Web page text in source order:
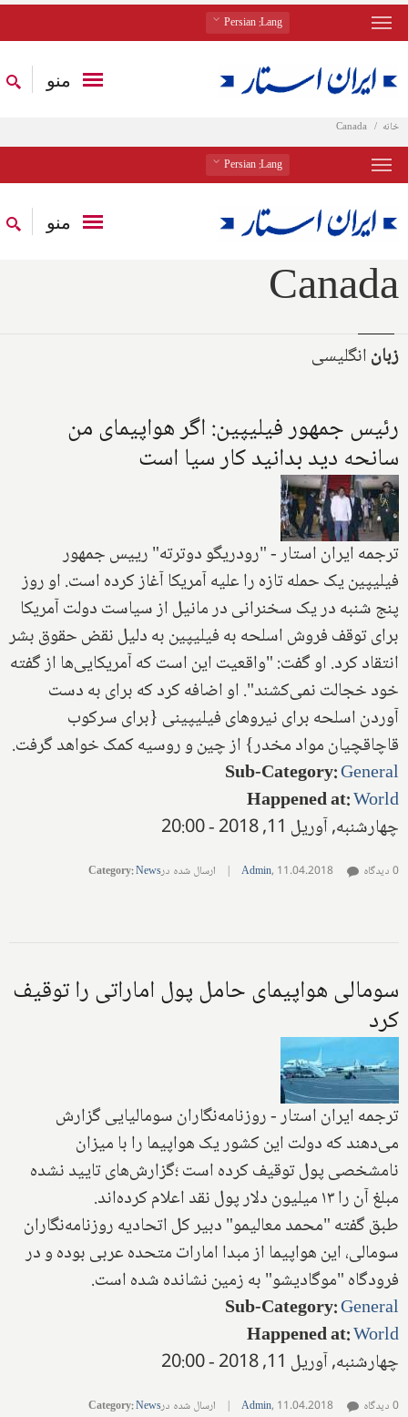
Lang
: Persian
منو
خانه Canada
Lang
: Persian
منو
Canada
زبانانگلیسی
رئیس جمهور فیلیپین: اگر هواپیمای من
سانحه دید بدانید کار سیا است
ترجمه ایران استار - "رودریگو دوترته" رییس جمهور
فیلیپین یک حمله تازه را علیه آمریکا آغاز کرده است. او روز
پنج شنبه‌ در یک سخنرانی در مانیل از سیاست دولت آمریکا
برای توقف فروش اسلحه به فیلیپین به دلیل نقض حقوق بشر
انتقاد کرد. او گفت: "واقعیت این است که آمریکایی‌ها از گفته
خود خجالت نمی‌کشند". او اضافه کرد که برای به دست
آوردن اسلحه برای نیروهای فیلیپینی {برای سرکوب
قاچاقچیان مواد مخدر} از چین و روسیه کمک خواهد گرفت.
Sub-Category:General
Happened at:World
چهارشنبه, آوریل 11, 2018 - 20:00
Admin, 11.04.2018
| ارسال شده در Category:News 0 دیدگاه
سومالی هواپیمای حامل پول اماراتی را توقیف
کرد
ترجمه ایران استار - روزنامه‌نگاران سومالیایی گزارش
می‌دهند که دولت این کشور یک هواپیما را با میزان
نامشخصی پول توقیف کرده است ؛گزارش‌های تایید نشده
مبلغ آن را ۱۳ میلیون دلار پول نقد اعلام کرده‌اند.
طبق گفته "محمد معالیمو" دبیر کل اتحادیه روزنامه‌نگاران
سومالی، این هواپیما از مبدا امارات متحده عربی بوده و در
فرودگاه "موگادیشو" به زمین نشانده شده است.‌
Sub-Category:General
Happened at:World
چهارشنبه, آوریل 11, 2018 - 20:00
Admin, 11.04.2018
| ارسال شده در Category:News 0 دیدگاه